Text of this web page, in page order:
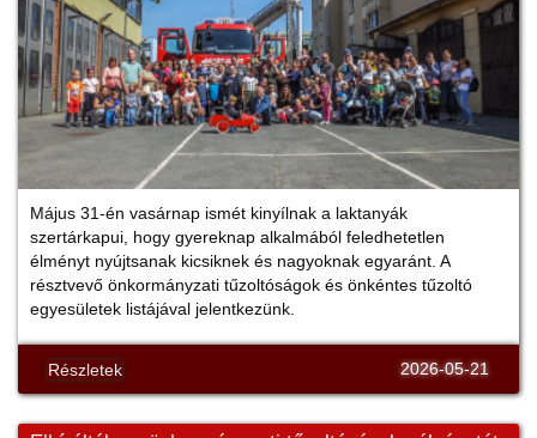
Május 31-én vasárnap ismét kinyílnak a laktanyák
szertárkapui, hogy gyereknap alkalmából feledhetetlen
élményt nyújtsanak kicsiknek és nagyoknak egyaránt. A
résztvevő önkormányzati tűzoltóságok és önkéntes tűzoltó
egyesületek listájával jelentkezünk.
Részletek 2026-05-21